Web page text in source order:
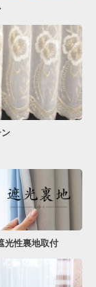
光性裏地取付